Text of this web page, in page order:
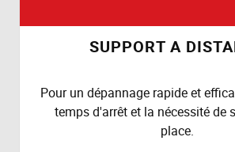
SUPPORT A
Pour un dépannage rapide et
temps d'arrêt et la nécessité de
place.